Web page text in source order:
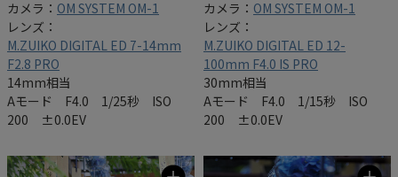
カメラ： OM SYSTEM OM-1
レンズ：
M.ZUIKO DIGITAL ED 7-14mm
F2.8 PRO
14mm相当
Aモード F4.0 1/25秒 ISO
200 ±0.0EV
カメラ： OM SYSTEM OM-1
レンズ：
M.ZUIKO DIGITAL ED 12-
100mm F4.0 IS PRO
30mm相当
Aモード F4.0 1/15秒 ISO
200 ±0.0EV